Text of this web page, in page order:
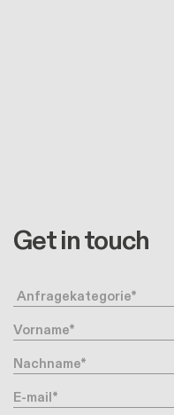
Get in touch
Anfragetyp
Vorname
Nachname
Ihre Email-Adresse